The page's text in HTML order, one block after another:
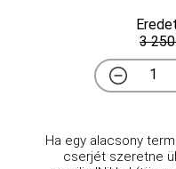
3
Ha egy alacsony
cserjét szeretne